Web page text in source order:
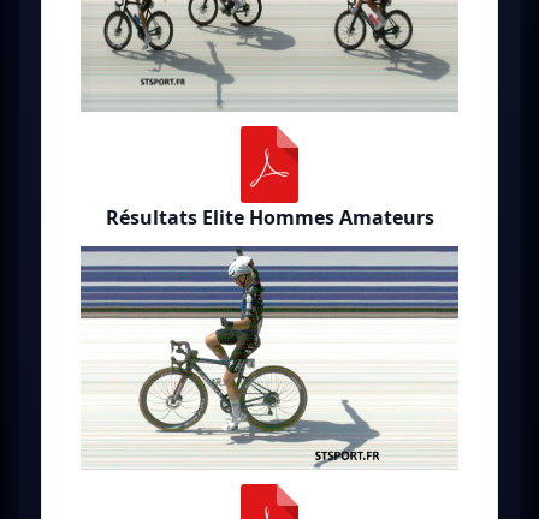
Résultats Elite Hommes Amateurs